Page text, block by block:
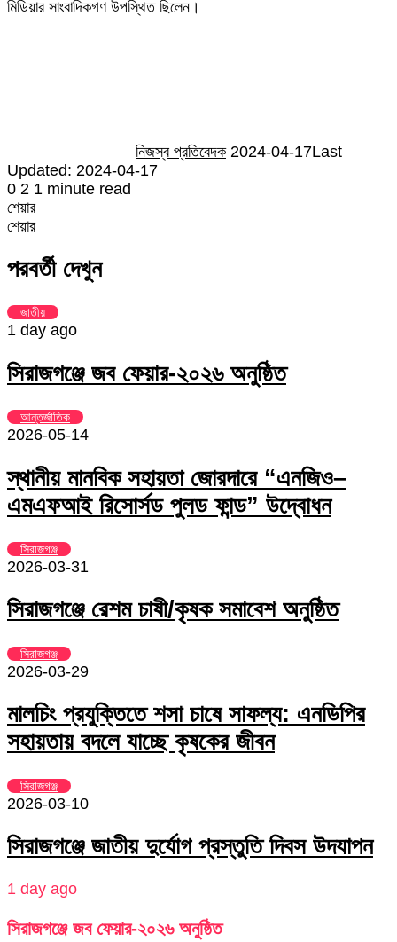
মিডিয়ার সাংবাদিকগণ উপস্থিত ছিলেন।
নিজস্ব প্রতিবেদক 2024-04-17Last
Updated: 2024-04-17
0 2 1 minute read
শেয়ার
Facebook
Twitter
LinkedIn
Skype
Messenger
Messenger
WhatsApp
Telegram
Share
Email
প্রিন্ট
শেয়ার
via
Email
পরবর্তী দেখুন
জাতীয়
1 day ago
সিরাজগঞ্জে জব ফেয়ার-২০২৬ অনুষ্ঠিত
আন্তর্জাতিক
2026-05-14
স্থানীয় মানবিক সহায়তা জোরদারে “এনজিও–
এমএফআই রিসোর্সড পুলড ফান্ড” উদ্বোধন
সিরাজগঞ্জ
2026-03-31
সিরাজগঞ্জে রেশম চাষী/কৃষক সমাবেশ অনুষ্ঠিত
সিরাজগঞ্জ
2026-03-29
মালচিং প্রযুক্তিতে শসা চাষে সাফল্য: এনডিপির
সহায়তায় বদলে যাচ্ছে কৃষকের জীবন
সিরাজগঞ্জ
2026-03-10
সিরাজগঞ্জে জাতীয় দুর্যোগ প্রস্তুতি দিবস উদযাপন
1 day ago
সিরাজগঞ্জে জব ফেয়ার-২০২৬ অনুষ্ঠিত